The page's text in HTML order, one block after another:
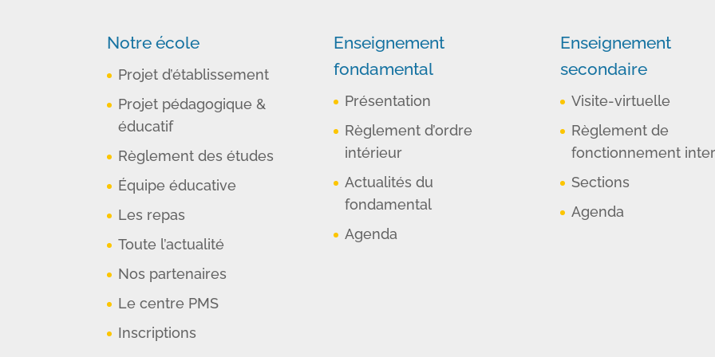
Notre école
Projet d’établissement
Projet pédagogique &
éducatif
Règlement des études
Équipe éducative
Les repas
Toute l’actualité
Nos partenaires
Le centre PMS
Inscriptions
Enseignement
fondamental
Présentation
Règlement d’ordre
intérieur
Actualités du
fondamental
Agenda
Enseignement
secondaire
Visite-virtuelle
Règlement de
fonctionnement
Sections
Agenda